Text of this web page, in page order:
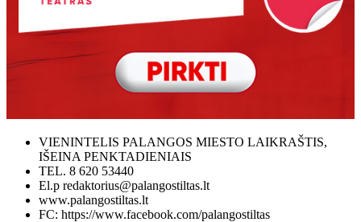
VIENINTELIS PALANGOS MIESTO LAIKRAŠTIS,
IŠEINA PENKTADIENIAIS
TEL. 8 620 53440
El.p redaktorius@palangostiltas.lt
www.palangostiltas.lt
FC: https://www.facebook.com/palangostiltas